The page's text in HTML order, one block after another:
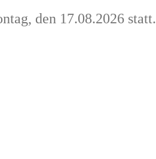
den 17.08.2026 statt.